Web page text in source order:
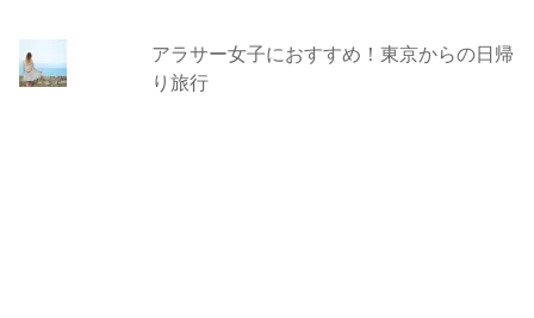
アラサー女子におすすめ！東京からの日帰
り旅行